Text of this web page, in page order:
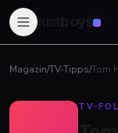
boys
Magazin/TV-Tipps/Tom
TV-